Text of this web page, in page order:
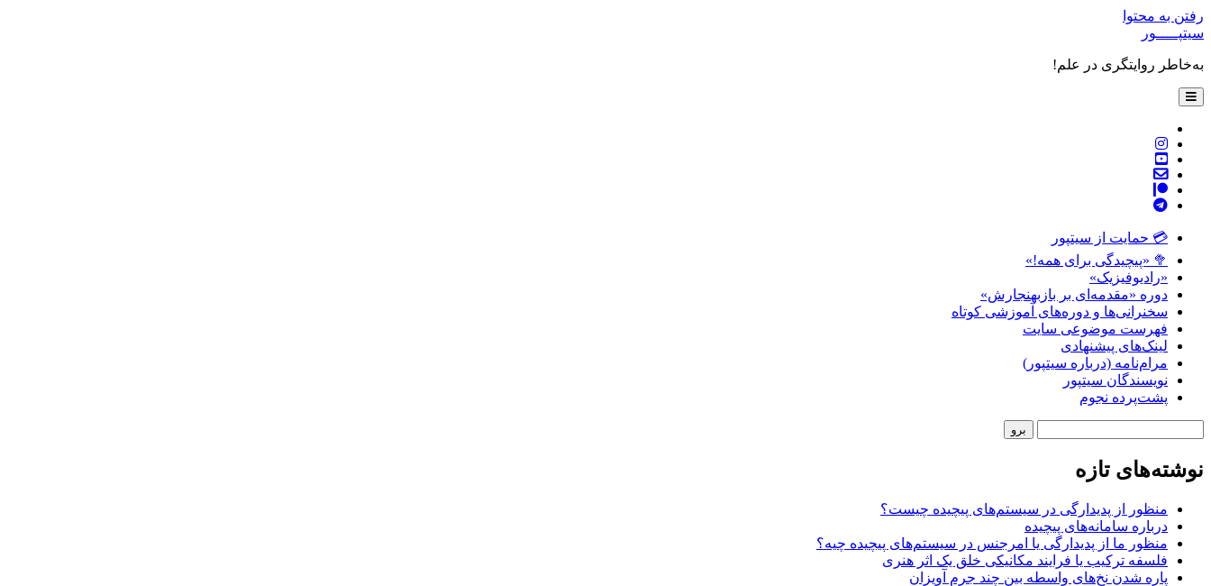
رفتن به محتوا
سیتپـــــور
به‌خاطر روایتگری در علم!
باز
کردن
instagram
youtube
پست
telegram
💳 حمایت از سیتپور
🥦 «پیچیدگی برای همه!»
«رادیوفیزیک»
دوره «مقدمه‌ای بر بازبهنجارش»
سخنرانی‌ها و دوره‌های آموزشی کوتاه
فهرست موضوعی سایت
لینک‌های پیشنهادی
مرام‌نامه (درباره سیتپور)
نویسندگان سیتپور
پشت‌پرده نجوم
نوشته‌های تازه
منظور از پدیدارگی در سیستم‌های پیچیده چیست؟
درباره سامانه‌های پیچیده
منظور ما از پدیدارگی یا امرجنس در سیستم‌های پیچیده چیه؟
فلسفه ترکیب یا فرایند مکانیکی خلق یک اثر هنری
پاره شدن نخ‌های واسطه بین چند جرم آویزان